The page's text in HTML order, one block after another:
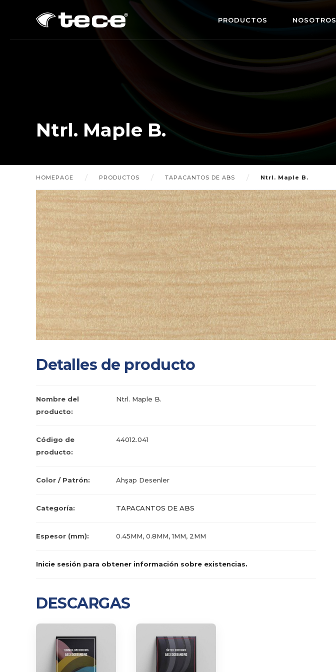
PRODUCTOS NOSOTROS
Ntrl. Maple B.
HOMEPAGE PRODUCTOS TAPACANTOS DE ABS Ntrl. Maple B.
Detalles de producto
Nombre del
producto:
Ntrl. Maple B.
Código de
producto:
44012.041
Color / Patrón: Ahşap Desenler
Categoría: TAPACANTOS DE ABS
Espesor (mm): 0.45MM, 0.8MM, 1MM, 2MM
Inicie sesión para obtener información sobre existencias.
DESCARGAS